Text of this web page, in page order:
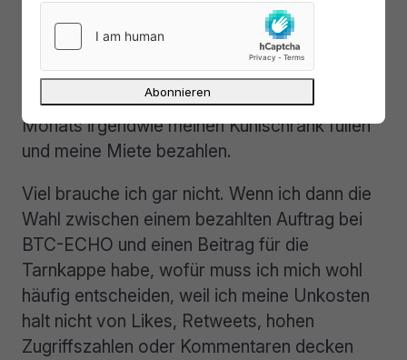
würde, weil sie inhaltlich zu uns passen
würden. Häufig bekommen wir Hinweise rein,
was ich gerne zeitnah behandeln würde. Doch
ich muss als Freiberufler am Ende des
Monats irgendwie meinen Kühlschrank füllen
und meine Miete bezahlen.
Viel brauche ich gar nicht. Wenn ich dann die
Wahl zwischen einem bezahlten Auftrag bei
BTC-ECHO und einen Beitrag für die
Tarnkappe habe, wofür muss ich mich wohl
häufig entscheiden, weil ich meine Unkosten
halt nicht von Likes, Retweets, hohen
Zugriffszahlen oder Kommentaren decken